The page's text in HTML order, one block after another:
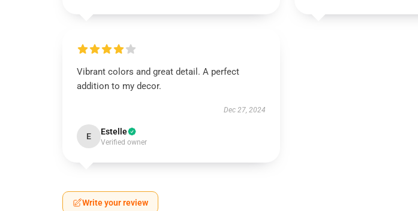
Vibrant colors and great detail. A perfect
addition to my decor.
Dec 27, 2024
E Estelle
Verified owner
Write your review